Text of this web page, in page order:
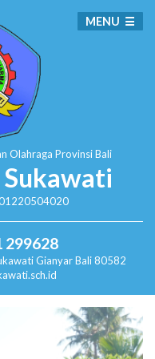
Olahraga Provinsi Bali
299628
Gianyar Bali 80582
MENU